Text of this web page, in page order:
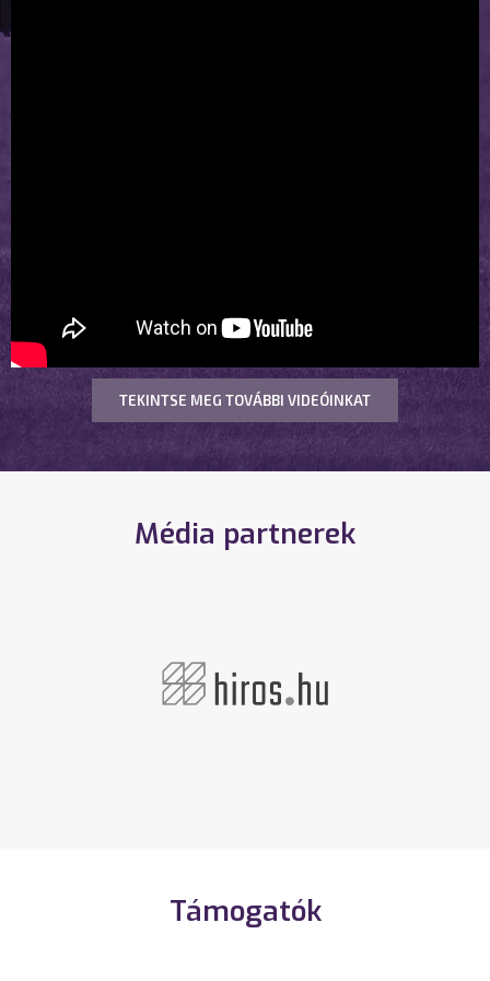
TEKINTSE MEG TOVÁBBI VIDEÓINKAT
Média partnerek
Támogatók